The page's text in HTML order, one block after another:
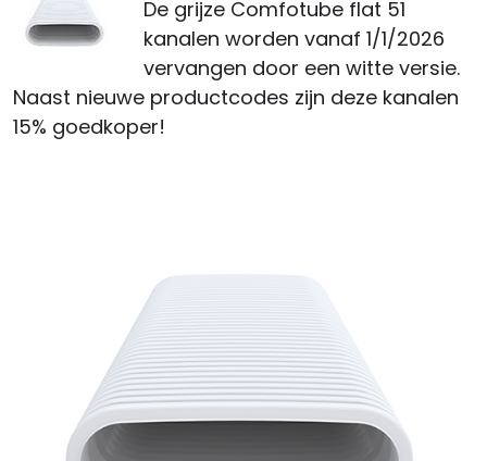
De grijze Comfotube flat 51
kanalen worden vanaf 1/1/2026
vervangen door een witte versie.
Naast nieuwe productcodes zijn deze kanalen
15% goedkoper!